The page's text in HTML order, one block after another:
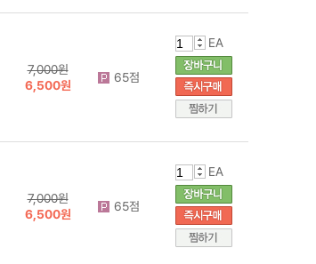
7,000원
6,500원
65점
EA
7,000원
6,500원
65점
EA